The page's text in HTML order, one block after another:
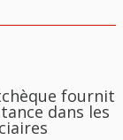
fournit
dans les